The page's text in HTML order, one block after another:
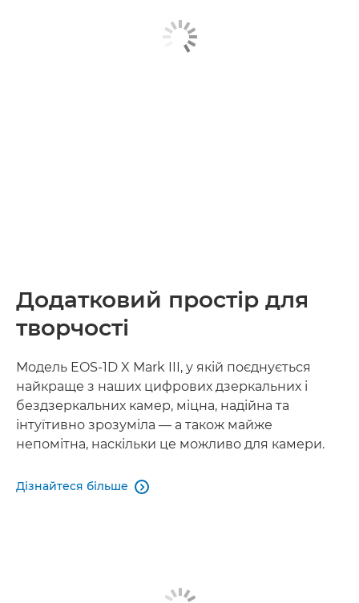
Додатковий простір для
творчості
Модель EOS-1D X Mark III, у якій поєднується
найкраще з наших цифрових дзеркальних і
бездзеркальних камер, міцна, надійна та
інтуїтивно зрозуміла — а також майже
непомітна, наскільки це можливо для камери.
Дізнайтеся більше 